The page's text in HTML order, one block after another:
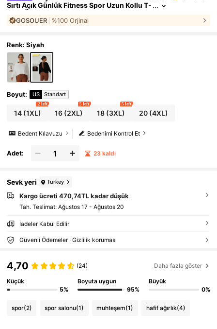
Sırtı Açık Günlük Fitness Spor Uzun Kollu T-
Shirt Üst Bluz
GOSOUER %100 Orjinal
Renk: Siyah
Boyut: US Standart
14(1XL)
2 left
16 (2XL)
5 left
18(3XL)
5 left
20(4XL)
Bedenimi Kontrol Et
Bedent Kılavuzu
Adet: 23 kaldı
Sevk yeri Turkey
Kargo ücreti 470,74TL kadar düşük
Tah. Teslimat: Ağustos 17 - Ağustos 20
İadeler Kabul Edilir
Güvenli Ödemeler · Gizlilik koruması
4,70 (24) Daha fazla göster
Küçük
5%
Boyuta uygun
95%
Büyük
0%
spor(2) spor salonu(1) muhteşem(1) hafif ağırlık(4)